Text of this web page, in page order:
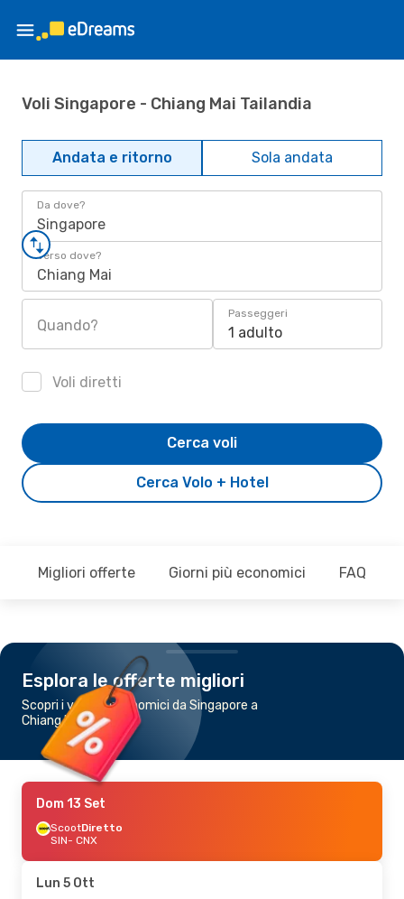
Voli Singapore - Chiang Mai Tailandia
Andata e ritorno Sola andata
Da dove?
Singapore
Verso dove?
Chiang Mai
Quando?
Passeggeri
1 adulto
Voli diretti
Cerca Volo + Hotel
Cerca voli
Migliori offerte Giorni più economici FAQ
Esplora le offerte migliori
Scopri i voli più economici da Singapore a
Chiang Mai
Dom 13 Set
ScootDiretto
SIN- CNX
Lun 5 Ott